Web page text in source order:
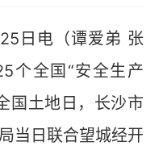
日电（谭爱弟 张
个全国“安全生产
国土地日，长沙市
当日联合望城经开